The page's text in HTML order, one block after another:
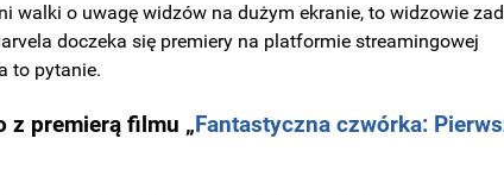
walki o uwagę widzów na dużym ekranie, to widzowie
doczeka się premiery na platformie streamingowej
to pytanie.
z premierą filmu „ Fantastyczna czwórka: